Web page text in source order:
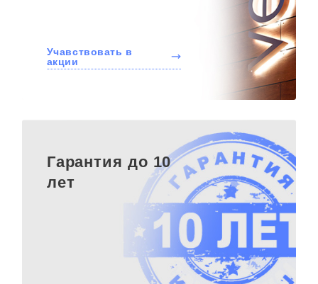
Учавствовать в
акции
Гарантия до 10
лет